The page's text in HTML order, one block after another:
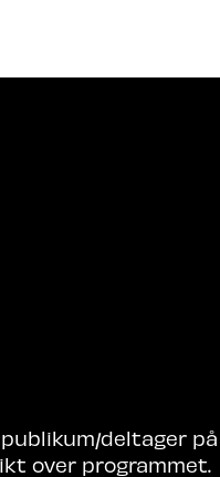
deltager på
over programmet.